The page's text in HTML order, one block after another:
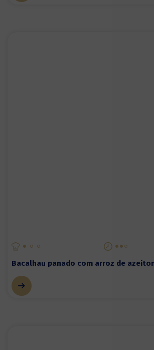
Bacalhau panado com arroz de